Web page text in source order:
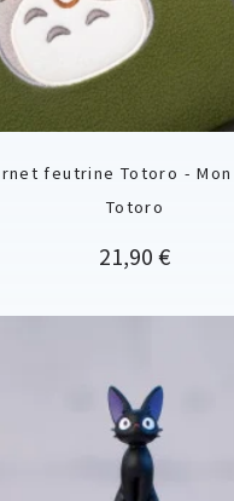
feutrine Totoro - Mon
Totoro
Prix
21,90 €